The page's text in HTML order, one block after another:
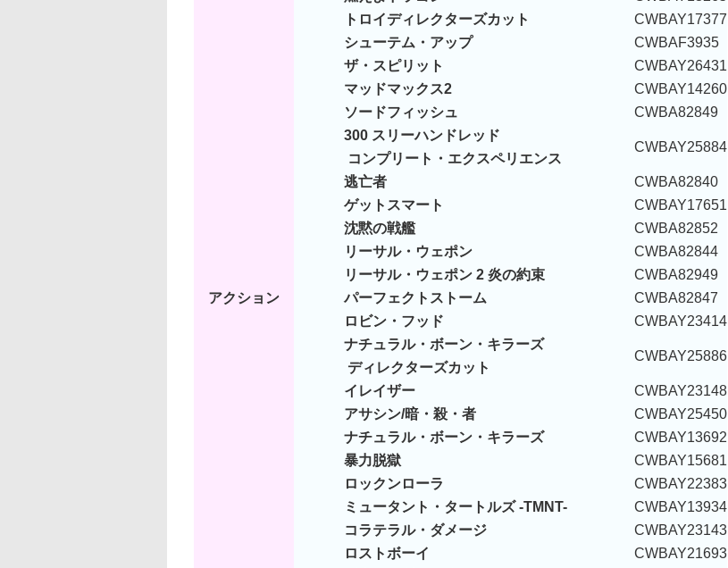
アクション
トロイディレクターズカット
CWBAY17377
シューテム・アップ
CWBAF3935
ザ・スピリット
CWBAY26431
マッドマックス2
CWBAY14260
ソードフィッシュ
CWBA82849
300 スリーハンドレッド
コンプリート・エクスペリエンス
CWBAY25884
逃亡者
CWBA82840
ゲットスマート
CWBAY17651
沈黙の戦艦
CWBA82852
リーサル・ウェポン
CWBA82844
リーサル・ウェポン 2 炎の約束
CWBA82949
パーフェクトストーム
CWBA82847
ロビン・フッド
CWBAY23414
ナチュラル・ボーン・キラーズ
ディレクターズカット
CWBAY25886
イレイザー
CWBAY23148
アサシン/暗・殺・者
CWBAY25450
ナチュラル・ボーン・キラーズ
CWBAY13692
暴力脱獄
CWBAY15681
ロックンローラ
CWBAY22383
ミュータント・タートルズ -TMNT-
CWBAY13934
コラテラル・ダメージ
CWBAY23143
ロストボーイ
CWBAY21693